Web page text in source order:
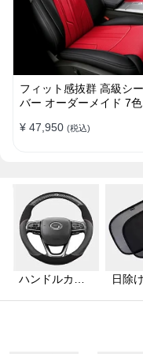
フィット感抜群 高級シ
バー オーダーメイド 7
ト
¥ 47,950 (税込)
ハンドルカバ
日除